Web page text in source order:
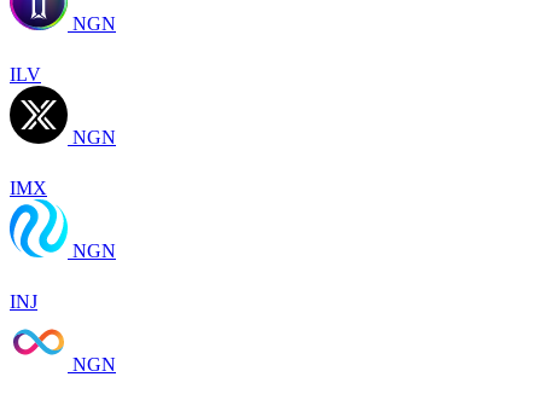
NGN
ILV
NGN
IMX
NGN
INJ
NGN